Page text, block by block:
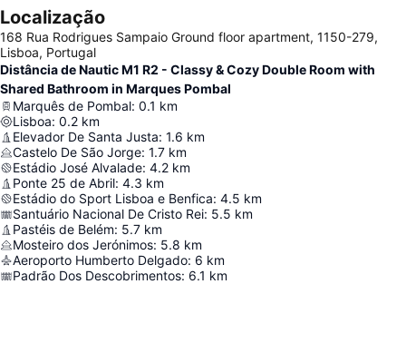
Localização
168 Rua Rodrigues Sampaio Ground floor apartment, 1150-279,
Lisboa, Portugal
Distância de Nautic M1 R2 - Classy & Cozy Double Room with
Shared Bathroom in Marques Pombal
Marquês de Pombal: 0.1 km
Lisboa: 0.2 km
Elevador De Santa Justa: 1.6 km
Castelo De São Jorge: 1.7 km
Estádio José Alvalade: 4.2 km
Ponte 25 de Abril: 4.3 km
Estádio do Sport Lisboa e Benfica: 4.5 km
Santuário Nacional De Cristo Rei: 5.5 km
Pastéis de Belém: 5.7 km
Mosteiro dos Jerónimos: 5.8 km
Aeroporto Humberto Delgado: 6 km
Padrão Dos Descobrimentos: 6.1 km